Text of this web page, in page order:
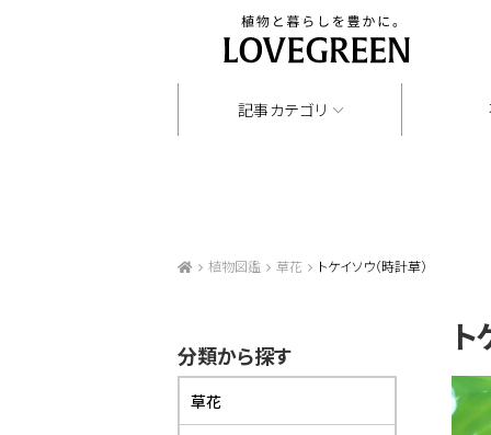
記事カテゴリ
植物図鑑 草花 トケイソウ（時計草）
分類から探す
草花